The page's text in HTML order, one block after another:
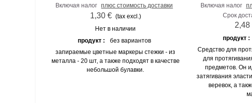
Включая налог плюс стоимость доставки
1,30 € (tax excl.)
Нет в наличии
продукт :
без вариантов
запираемые цветные маркеры стежки - из
металла - 20 шт, а также подходят в качестве
небольшой булавки.
Включая налог
Срок
2,48
продукт :
Средство для
для
предметов. Он
затягивания
веревок, а